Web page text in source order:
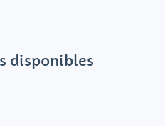
disponibles